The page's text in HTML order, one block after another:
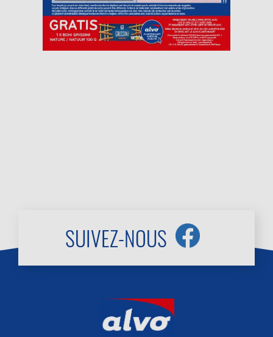
SUIVEZ-NOUS